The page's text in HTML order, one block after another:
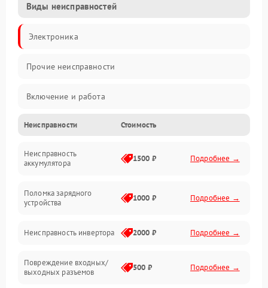
Виды неисправностей
Электроника
Прочие неисправности
Включение и работа
Работа с нагрузкой
Звук и индикация
Механические повреждения
Неисправности Стоимость
Неисправность
аккумулятора
1500 ₽ Подробнее →
Поломка зарядного
устройства
1000 ₽ Подробнее →
Неисправность инвертора 2000 ₽ Подробнее →
Повреждение входных/
выходных разъемов
500 ₽ Подробнее →